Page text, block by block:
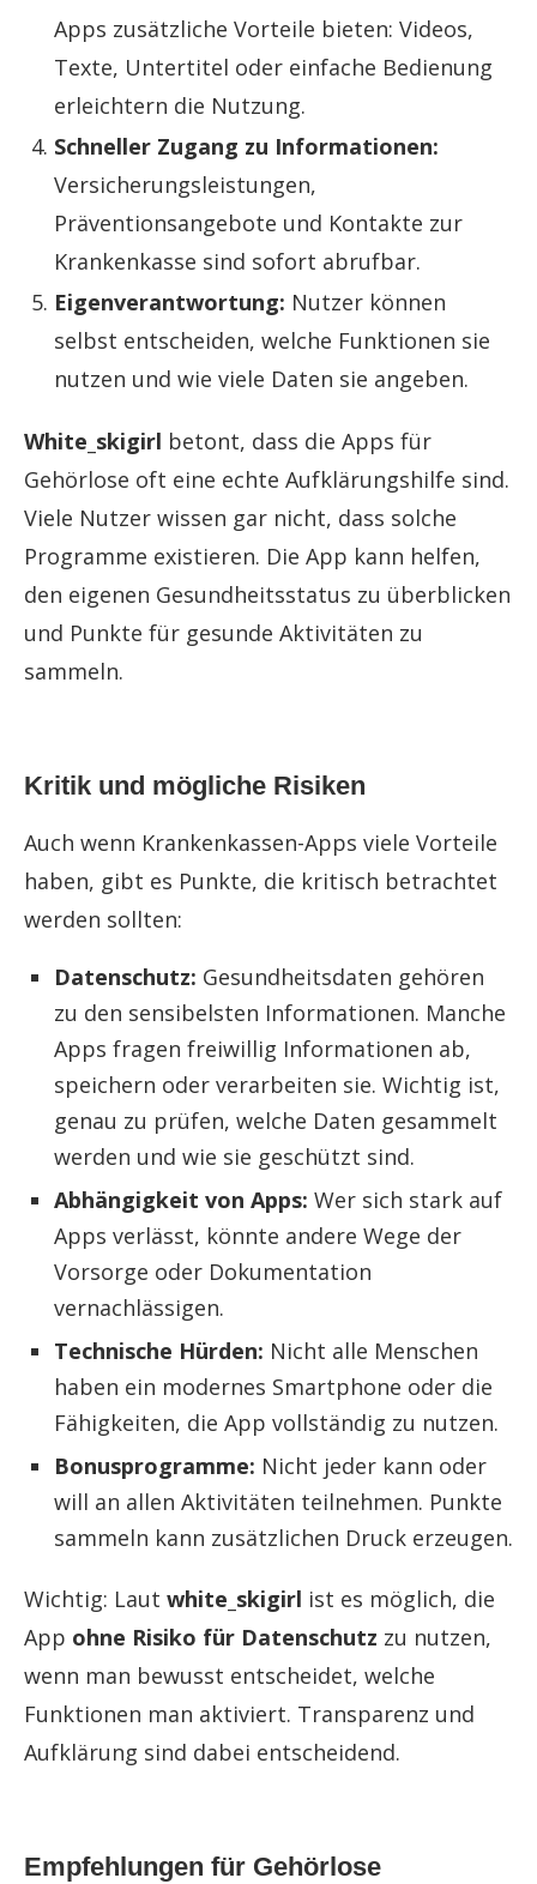
Apps zusätzliche Vorteile bieten: Videos,
Texte, Untertitel oder einfache Bedienung
erleichtern die Nutzung.
Schneller Zugang zu Informationen:
Versicherungsleistungen,
Präventionsangebote und Kontakte zur
Krankenkasse sind sofort abrufbar.
Eigenverantwortung: Nutzer können
selbst entscheiden, welche Funktionen sie
nutzen und wie viele Daten sie angeben.
White_skigirl betont, dass die Apps für
Gehörlose oft eine echte Aufklärungshilfe sind.
Viele Nutzer wissen gar nicht, dass solche
Programme existieren. Die App kann helfen,
den eigenen Gesundheitsstatus zu überblicken
und Punkte für gesunde Aktivitäten zu
sammeln.
Kritik und mögliche Risiken
Auch wenn Krankenkassen-Apps viele Vorteile
haben, gibt es Punkte, die kritisch betrachtet
werden sollten:
Datenschutz: Gesundheitsdaten gehören
zu den sensibelsten Informationen. Manche
Apps fragen freiwillig Informationen ab,
speichern oder verarbeiten sie. Wichtig ist,
genau zu prüfen, welche Daten gesammelt
werden und wie sie geschützt sind.
Abhängigkeit von Apps: Wer sich stark auf
Apps verlässt, könnte andere Wege der
Vorsorge oder Dokumentation
vernachlässigen.
Technische Hürden: Nicht alle Menschen
haben ein modernes Smartphone oder die
Fähigkeiten, die App vollständig zu nutzen.
Bonusprogramme: Nicht jeder kann oder
will an allen Aktivitäten teilnehmen. Punkte
sammeln kann zusätzlichen Druck erzeugen.
Wichtig: Laut white_skigirl ist es möglich, die
App ohne Risiko für Datenschutz zu nutzen,
wenn man bewusst entscheidet, welche
Funktionen man aktiviert. Transparenz und
Aufklärung sind dabei entscheidend.
Empfehlungen für Gehörlose